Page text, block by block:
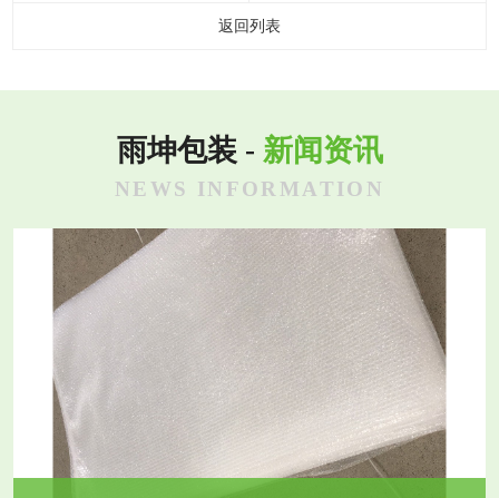
返回列表
雨坤包装 - 新闻资讯
NEWS INFORMATION